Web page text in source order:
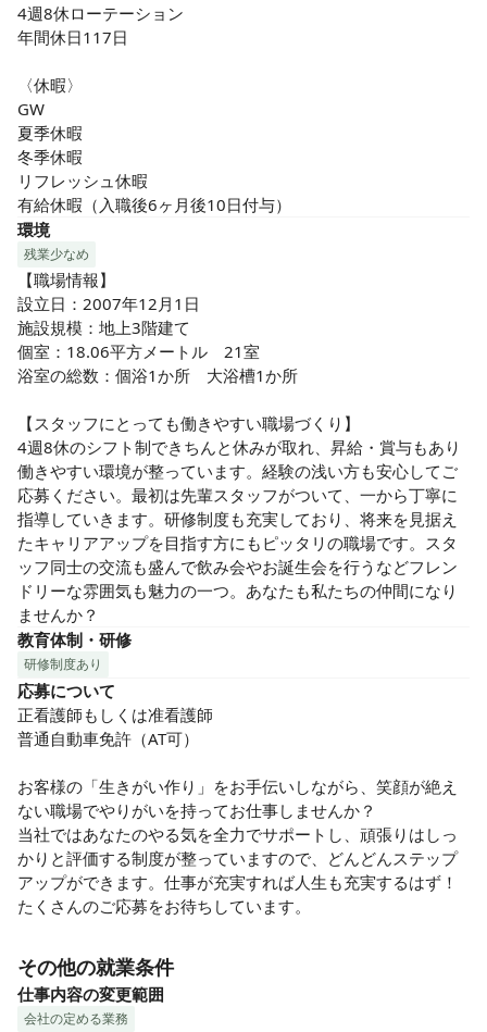
4週8休ローテーション
年間休日117日
〈休暇〉
GW
夏季休暇
冬季休暇
リフレッシュ休暇
有給休暇（入職後6ヶ月後10日付与）
環境
残業少なめ
【職場情報】
設立日：2007年12月1日
施設規模：地上3階建て
個室：18.06平方メートル　21室
浴室の総数：個浴1か所　大浴槽1か所
【スタッフにとっても働きやすい職場づくり】
4週8休のシフト制できちんと休みが取れ、昇給・賞与もあり
働きやすい環境が整っています。経験の浅い方も安心してご
応募ください。最初は先輩スタッフがついて、一から丁寧に
指導していきます。研修制度も充実しており、将来を見据え
たキャリアアップを目指す方にもピッタリの職場です。スタ
ッフ同士の交流も盛んで飲み会やお誕生会を行うなどフレン
ドリーな雰囲気も魅力の一つ。あなたも私たちの仲間になり
ませんか？
教育体制・研修
研修制度あり
応募について
正看護師もしくは准看護師
普通自動車免許（AT可）
お客様の「生きがい作り」をお手伝いしながら、笑顔が絶え
ない職場でやりがいを持ってお仕事しませんか？
当社ではあなたのやる気を全力でサポートし、頑張りはしっ
かりと評価する制度が整っていますので、どんどんステップ
アップができます。仕事が充実すれば人生も充実するはず！
たくさんのご応募をお待ちしています。
その他の就業条件
仕事内容の変更範囲
会社の定める業務